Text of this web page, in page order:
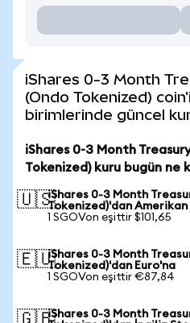
iShares 0-3 Month
(Ondo Tokenized)
birimlerinde güncel
iShares 0-3 Month
Tokenized) kuru bugün ne
🇺🇸iShares 0-3 Month
Tokenized)'dan Amerikan
1 SGOVon eşittir $101,65
🇪🇺iShares 0-3 Month
Tokenized)'dan Euro'na
1 SGOVon eşittir €87,84
iShares 0-3 Month